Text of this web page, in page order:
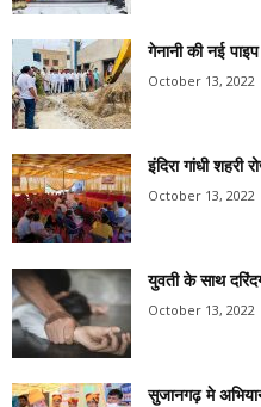
गेनानी की नई
October 13, 2022
इंदिरा गांधी शहरी
October 13, 2022
युवती के साथ
October 13, 2022
सुजानगढ़ मे